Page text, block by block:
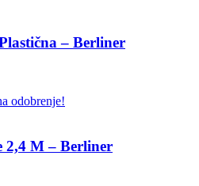
– Berliner
odobrenje!
2,4 M – Berliner